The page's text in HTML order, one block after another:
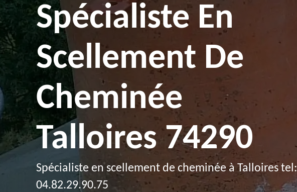
Spécialiste En
Scellement De
Cheminée
Talloires 74290
Spécialiste en scellement de cheminée à Talloires tel:
04.82.29.90.75